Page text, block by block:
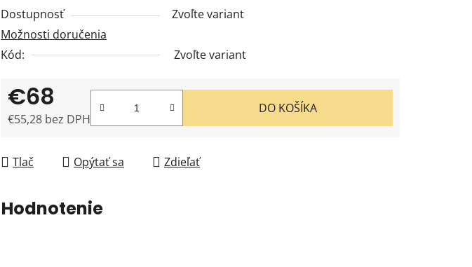
Dostupnosť
Zvoľte variant
Možnosti doručenia
Kód:
Zvoľte variant
€68
€55,28 bez DPH
DO KOŠÍKA
Tlač Opýtať sa Zdieľať
Hodnotenie